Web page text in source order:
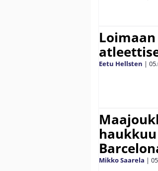
Eetu Hellsten |
Mikko Saarela |